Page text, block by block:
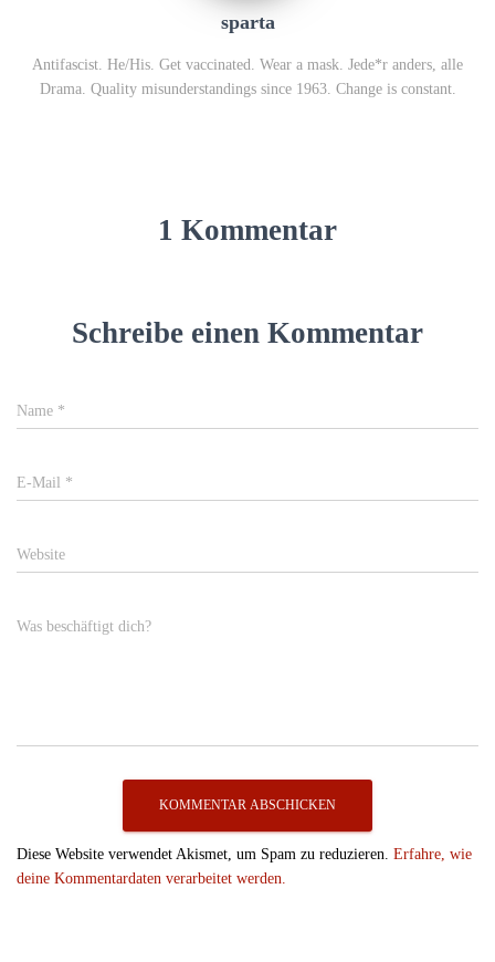
sparta
Antifascist. He/His. Get vaccinated. Wear a mask. Jede*r anders, alle
Drama. Quality misunderstandings since 1963. Change is constant.
1 Kommentar
Schreibe einen Kommentar
Name *
E-Mail *
Website
Was beschäftigt dich?
Diese Website verwendet Akismet, um Spam zu reduzieren. Erfahre, wie
deine Kommentardaten verarbeitet werden.